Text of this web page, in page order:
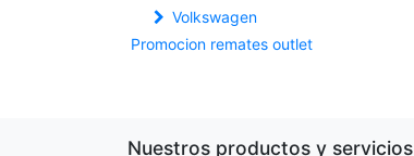
Volkswagen
Promocion remates outlet
Nuestros productos y servicios